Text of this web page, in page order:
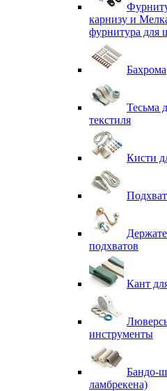
карнизу и
фурнитура для
Бахрома
Тесьма
текстиля
Кисти
подхватов
Кант
инструменты
Бандо-
ламбрекена)